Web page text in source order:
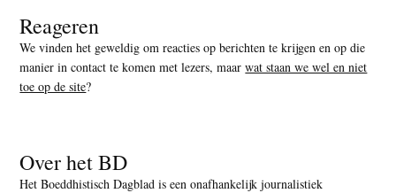
Reageren
We vinden het geweldig om reacties op berichten te krijgen en op die
manier in contact te komen met lezers, maarwat staan we wel en niet
toe op de site?
Over het BD
Het Boeddhistisch Dagblad is een onafhankelijk journalistiek